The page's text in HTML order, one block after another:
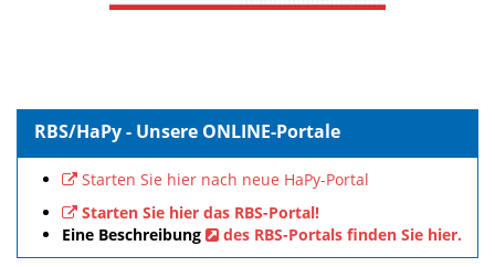
RBS/HaPy - Unsere ONLINE-Portale
Starten Sie hier nach neue HaPy-Portal
Starten Sie hier das RBS-Portal!
Eine Beschreibung
des RBS-Portals finden Sie hier.